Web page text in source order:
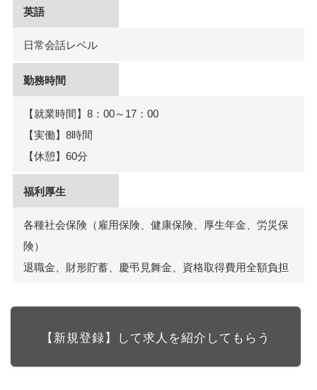
英語
日常会話レベル
勤務時間
【就業時間】8：00～17：00
【実働】8時間
【休憩】60分
福利厚生
各種社会保険（雇用保険、健康保険、厚生年金、労災保
険）
退職金、財形貯蓄、慶弔見舞金、資格取得費用全額負担
【新規登録】して求人を紹介してもらう